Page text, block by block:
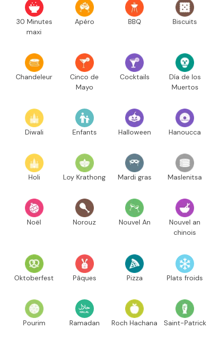
30 Minutes
maxi
Apéro BBQ Biscuits
Chandeleur
Cinco de
Mayo
Cocktails
Día de los
Muertos
Diwali Enfants Halloween Hanoucca
Holi Loy Krathong Mardi gras Maslenitsa
Noël Norouz Nouvel An
Nouvel an
chinois
Oktoberfest Pâques Pizza Plats froids
Pourim Ramadan Roch Hachana Saint-Patrick